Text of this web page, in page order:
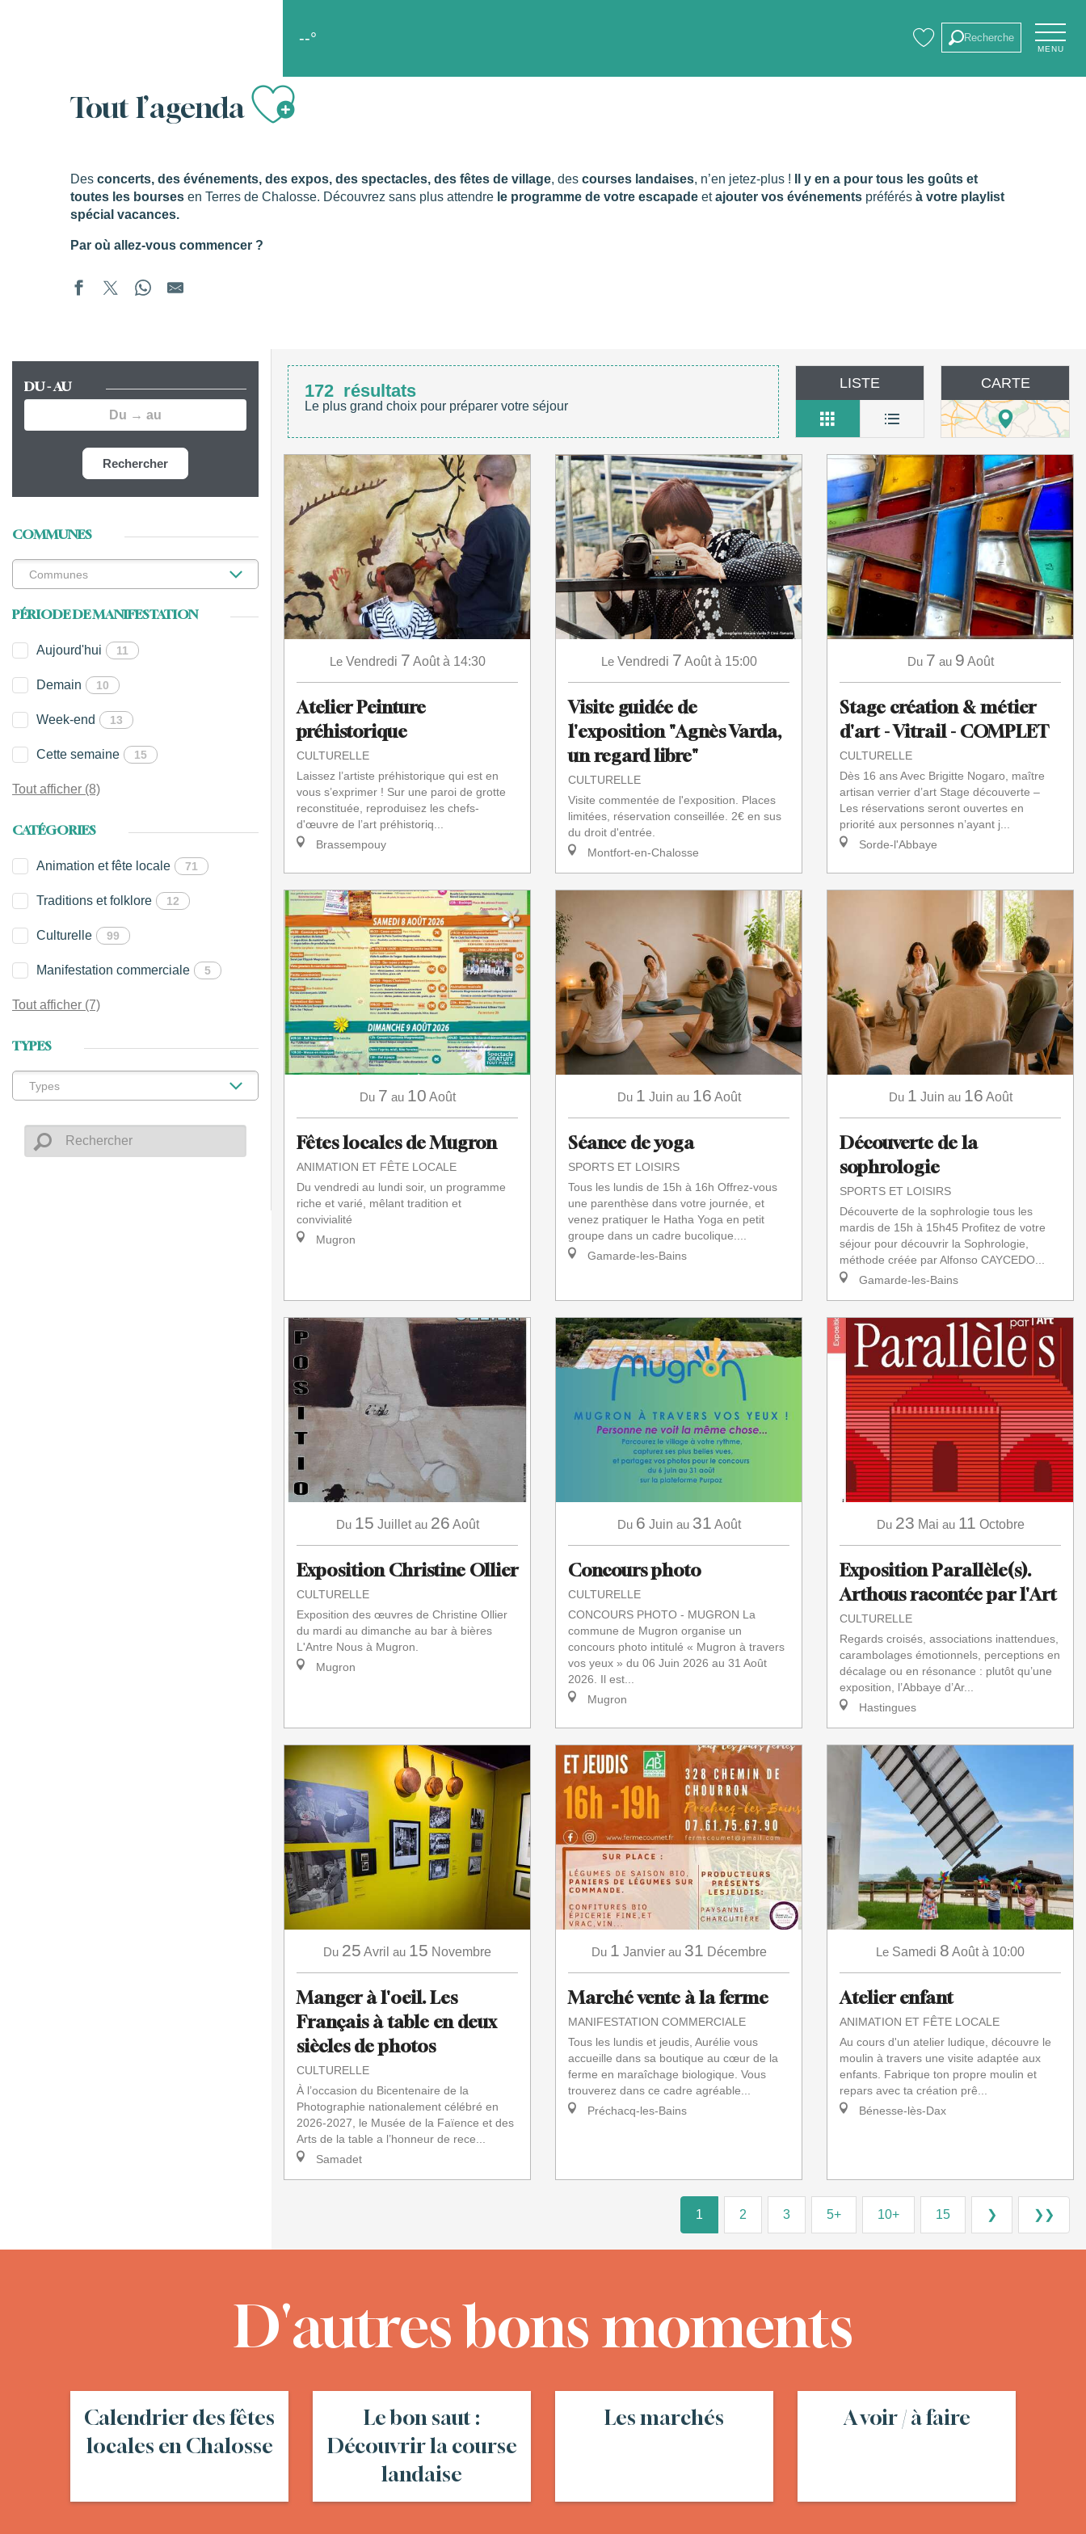
--°
Recherche
MENU
Tout l’agendaAjouter aux favoris
Des concerts, des événements, des expos, des spectacles, des fêtes de village, des courses landaises, n’en jetez-plus !
Il y en a pour tous les goûts et
toutes les bourses en Terres de Chalosse. Découvrez sans plus attendre le programme de votre escapade etajouter vos événements préférés à votre playlist
spécial vacances.
Par où allez-vous commencer ?
DU - AU
Rechercher
COMMUNES
PÉRIODE DE MANIFESTATION
Aujourd'hui 11
Demain 10
Week-end 13
Cette semaine 15
Tout afficher (8)
CATÉGORIES
Animation et fête locale 71
Traditions et folklore 12
Culturelle 99
Manifestation commerciale 5
Tout afficher (7)
TYPES
172 résultats
Le plus grand choix pour préparer votre séjour
LISTE CARTE
Le Vendredi 7 Août à 14:30
Atelier Peinture
préhistorique
CULTURELLE
Laissez l’artiste préhistorique qui est en
vous s’exprimer ! Sur une paroi de grotte
reconstituée, reproduisez les chefs-
d'œuvre de l’art préhistoriq...
Brassempouy
Le Vendredi 7 Août à 15:00
Visite guidée de
l'exposition "Agnès Varda,
un regard libre"
CULTURELLE
Visite commentée de l'exposition. Places
limitées, réservation conseillée. 2€ en sus
du droit d'entrée.
Montfort-en-Chalosse
Du 7 au 9 Août
Stage création & métier
d'art - Vitrail - COMPLET
CULTURELLE
Dès 16 ans Avec Brigitte Nogaro, maître
artisan verrier d’art Stage découverte –
Les réservations seront ouvertes en
priorité aux personnes n’ayant j...
Sorde-l'Abbaye
Du 7 au 10 Août
Fêtes locales de Mugron
ANIMATION ET FÊTE LOCALE
Du vendredi au lundi soir, un programme
riche et varié, mêlant tradition et
convivialité
Mugron
Du 1 Juin au 16 Août
Séance de yoga
SPORTS ET LOISIRS
Tous les lundis de 15h à 16h Offrez-vous
une parenthèse dans votre journée, et
venez pratiquer le Hatha Yoga en petit
groupe dans un cadre bucolique....
Gamarde-les-Bains
Du 1 Juin au 16 Août
Découverte de la
sophrologie
SPORTS ET LOISIRS
Découverte de la sophrologie tous les
mardis de 15h à 15h45 Profitez de votre
séjour pour découvrir la Sophrologie,
méthode créée par Alfonso CAYCEDO...
Gamarde-les-Bains
Du 15 Juillet au 26 Août
Exposition Christine Ollier
CULTURELLE
Exposition des œuvres de Christine Ollier
du mardi au dimanche au bar à bières
L'Antre Nous à Mugron.
Mugron
Du 6 Juin au 31 Août
Concours photo
CULTURELLE
CONCOURS PHOTO - MUGRON La
commune de Mugron organise un
concours photo intitulé « Mugron à travers
vos yeux » du 06 Juin 2026 au 31 Août
2026. Il est...
Mugron
Du 23 Mai au 11 Octobre
Exposition Parallèle(s).
Arthous racontée par l'Art
CULTURELLE
Regards croisés, associations inattendues,
carambolages émotionnels, perceptions en
décalage ou en résonance : plutôt qu’une
exposition, l’Abbaye d’Ar...
Hastingues
Du 25 Avril au 15 Novembre
Manger à l'oeil. Les
Français à table en deux
siècles de photos
CULTURELLE
À l’occasion du Bicentenaire de la
Photographie nationalement célébré en
2026-2027, le Musée de la Faïence et des
Arts de la table a l’honneur de rece...
Samadet
Du 1 Janvier au 31 Décembre
Marché vente à la ferme
MANIFESTATION COMMERCIALE
Tous les lundis et jeudis, Aurélie vous
accueille dans sa boutique au cœur de la
ferme en maraîchage biologique. Vous
trouverez dans ce cadre agréable...
Préchacq-les-Bains
Le Samedi 8 Août à 10:00
Atelier enfant
ANIMATION ET FÊTE LOCALE
Au cours d'un atelier ludique, découvre le
moulin à travers une visite adaptée aux
enfants. Fabrique ton propre moulin et
repars avec ta création prê...
Bénesse-lès-Dax
1 2 3 5+ 10+ 15 ❯ ❯❯
D'autres bons moments
Calendrier des fêtes
locales en Chalosse
Le bon saut :
Découvrir la course
landaise
Les marchés A voir / à faire